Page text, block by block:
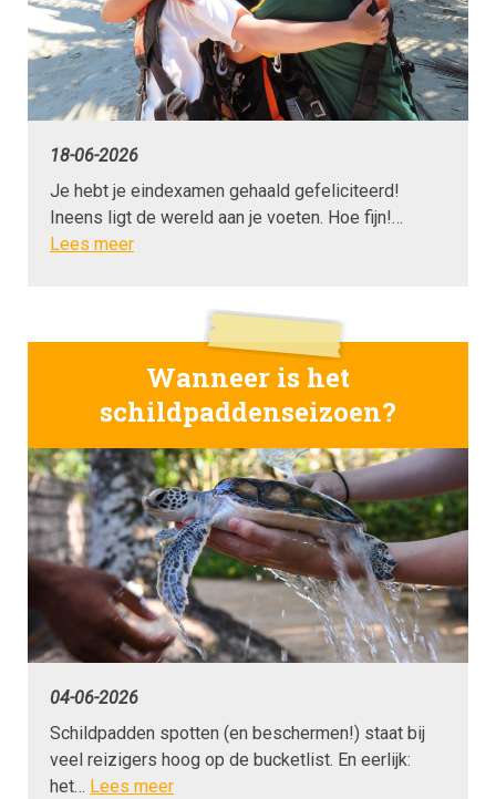
18-06-2026
Je hebt je eindexamen gehaald gefeliciteerd!
Ineens ligt de wereld aan je voeten. Hoe fijn!…
Lees meer
Wanneer is het
schildpaddenseizoen?
04-06-2026
Schildpadden spotten (en beschermen!) staat bij
veel reizigers hoog op de bucketlist. En eerlijk:
het… Lees meer